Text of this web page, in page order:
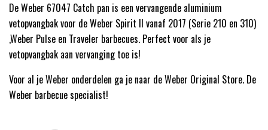
De Weber 67047 Catch pan is een vervangende aluminium
vetopvangbak voor de Weber Spirit II vanaf 2017 (Serie 210 en 310)
,Weber Pulse en Traveler barbecues. Perfect voor als je
vetopvangbak aan vervanging toe is!
Voor al je Weber onderdelen ga je naar de Weber Original Store. De
Weber barbecue specialist!